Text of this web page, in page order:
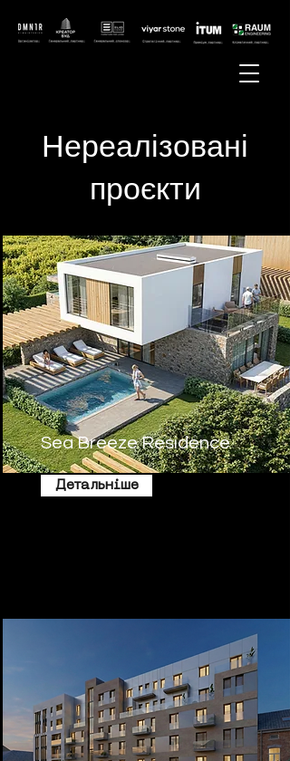
Нереалізовані
проєкти
Sea Breeze Residence
Детальніше